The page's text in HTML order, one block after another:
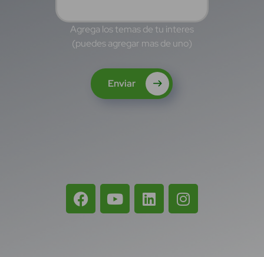
Agrega los temas de tu interes
(puedes agregar mas de uno)
Enviar